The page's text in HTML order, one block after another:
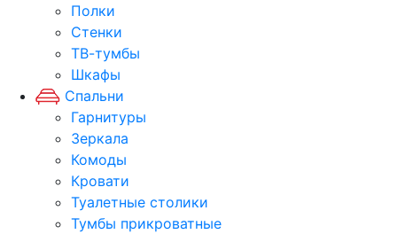
Полки
Стенки
ТВ-тумбы
Шкафы
Спальни
Гарнитуры
Зеркала
Комоды
Кровати
Туалетные столики
Тумбы прикроватные